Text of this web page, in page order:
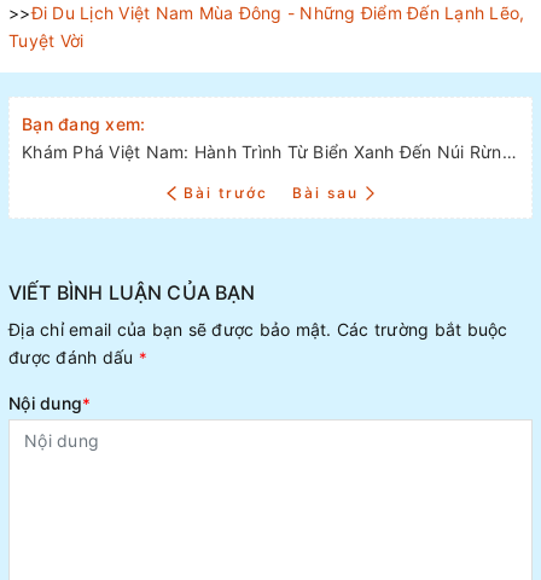
>>Đi Du Lịch Việt Nam Mùa Đông - Những Điểm Đến Lạnh Lẽo,
Tuyệt Vời
Bạn đang xem:
Khám Phá Việt Nam: Hành Trình Từ Biển Xanh Đến Núi Rừng Hùng Vĩ
Bài trước Bài sau
VIẾT BÌNH LUẬN CỦA BẠN
Địa chỉ email của bạn sẽ được bảo mật. Các trường bắt buộc
được đánh dấu *
Nội dung*